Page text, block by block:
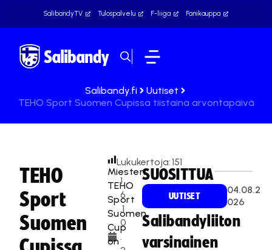
SalibandyTV Tulospalvelu F-liiga Fanikauppa
Salibandy.fi
Uutiset
TEHO Sport Suomen Cupissa tiistaina arvontapäivä
TEHO
Sport
Suomen
1
6
.1
0
.
Lukukertoja:151
Miesten
TEHO
Sport
Suomen
Cup
on
SUOSITTUA
UUTISET
04.08.2
026
Salibandyliiton
varsinainen